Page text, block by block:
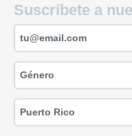
Suscríbete a